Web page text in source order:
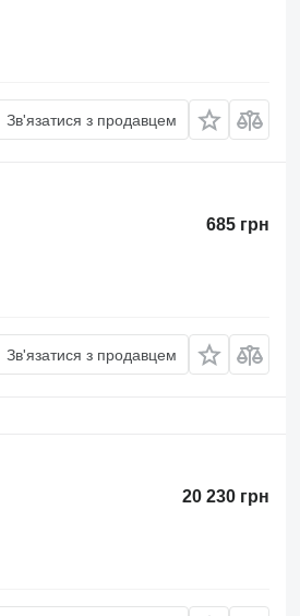
Зв'язатися з продавцем
685 грн
Зв'язатися з продавцем
20 230 грн